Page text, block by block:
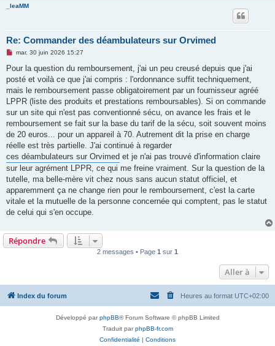
_leaMM
Re: Commander des déambulateurs sur Orvimed
M
s
a
g
n
o
l
u
mar. 30 juin 2026 15:27
Pour la question du remboursement, j'ai un peu creusé depuis que j'ai
posté et voilà ce que j'ai compris : l'ordonnance suffit techniquement,
mais le remboursement passe obligatoirement par un fournisseur agréé
LPPR (liste des produits et prestations remboursables). Si on commande
sur un site qui n'est pas conventionné sécu, on avance les frais et le
remboursement se fait sur la base du tarif de la sécu, soit souvent moins
de 20 euros... pour un appareil à 70. Autrement dit la prise en charge
réelle est très partielle. J'ai continué à regarder
ces déambulateurs sur Orvimed et je n'ai pas trouvé d'information claire
sur leur agrément LPPR, ce qui me freine vraiment. Sur la question de la
tutelle, ma belle-mère vit chez nous sans aucun statut officiel, et
apparemment ça ne change rien pour le remboursement, c'est la carte
vitale et la mutuelle de la personne concernée qui comptent, pas le statut
de celui qui s'en occupe.
Répondre
2 messages • Page 1 sur 1
Aller à
Index du forum Heures au format UTC+02:00
Développé parphpBB® Forum Software © phpBB Limited
Traduit parphpBB-fr.com
Confidentialité | Conditions